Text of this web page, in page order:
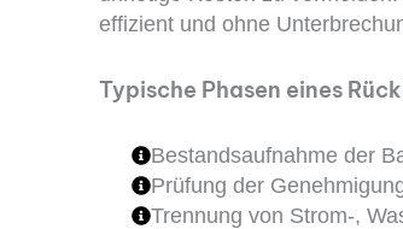
effizient und ohne
Typische Phasen eines
Bestandsaufnahme der
Prüfung der
Trennung von Strom-,